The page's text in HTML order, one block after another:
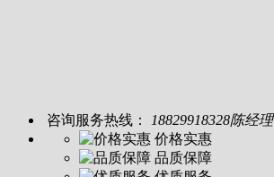
咨询服务热线：
18829918328陈经理
价格实惠
品质保障